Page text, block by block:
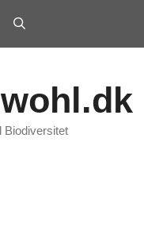
Biodiversitet